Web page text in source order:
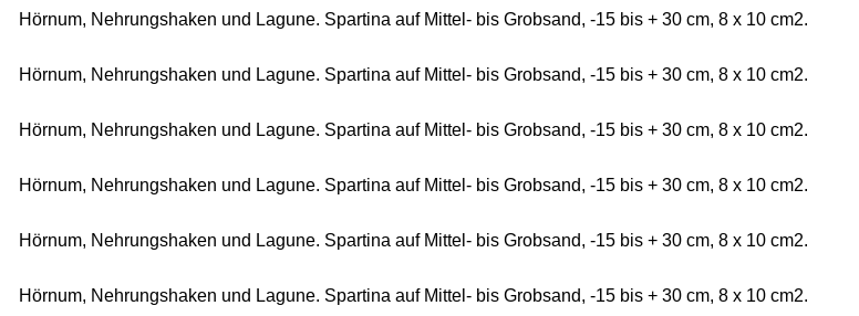
Hörnum, Nehrungshaken und Lagune. Spartina auf Mittel- bis Grobsand, -15 bis + 30 cm, 8 x 10 cm2.
Hörnum, Nehrungshaken und Lagune. Spartina auf Mittel- bis Grobsand, -15 bis + 30 cm, 8 x 10 cm2.
Hörnum, Nehrungshaken und Lagune. Spartina auf Mittel- bis Grobsand, -15 bis + 30 cm, 8 x 10 cm2.
Hörnum, Nehrungshaken und Lagune. Spartina auf Mittel- bis Grobsand, -15 bis + 30 cm, 8 x 10 cm2.
Hörnum, Nehrungshaken und Lagune. Spartina auf Mittel- bis Grobsand, -15 bis + 30 cm, 8 x 10 cm2.
Hörnum, Nehrungshaken und Lagune. Spartina auf Mittel- bis Grobsand, -15 bis + 30 cm, 8 x 10 cm2.